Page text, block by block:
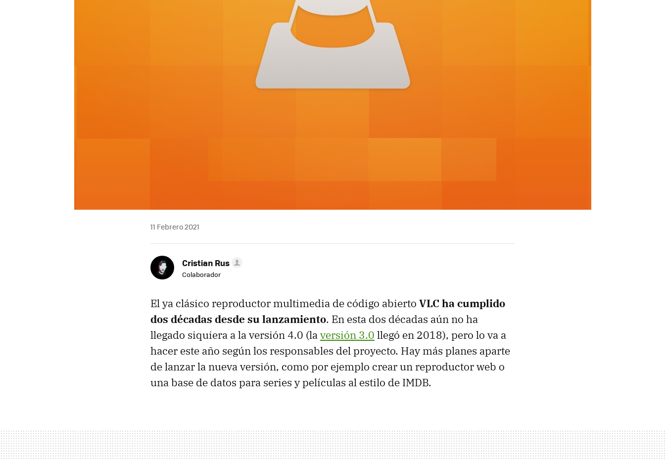
11 Febrero 2021
Cristian Rus
Colaborador
El ya clásico reproductor multimedia de código abierto VLC ha cumplido
dos décadas desde su lanzamiento. En esta dos décadas aún no ha
llegado siquiera a la versión 4.0 (laversión 3.0 llegó en 2018), pero lo va a
hacer este año según los responsables del proyecto. Hay más planes aparte
de lanzar la nueva versión, como por ejemplo crear un reproductor web o
una base de datos para series y películas al estilo de IMDB.